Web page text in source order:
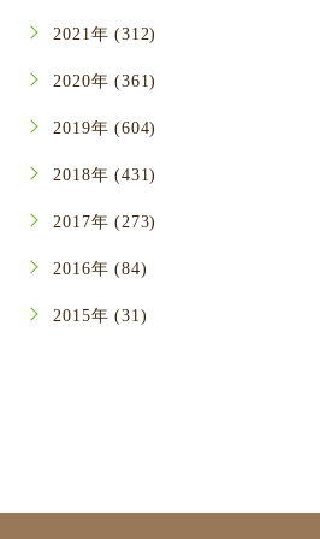
2021年 (312)
2020年 (361)
2019年 (604)
2018年 (431)
2017年 (273)
2016年 (84)
2015年 (31)